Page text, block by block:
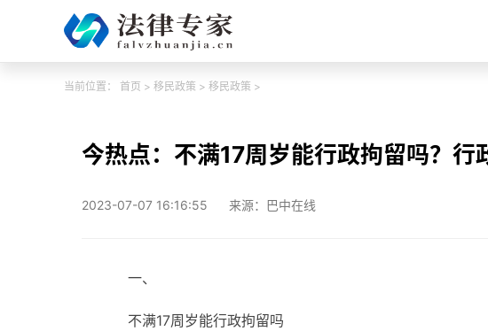
当前位置： 首页 > 移民政策 > 移民政策 >
今热点：不满17周岁能行政拘留吗？行
2023-07-07 16:16:55 来源：巴中在线
一、
不满17周岁能行政拘留吗